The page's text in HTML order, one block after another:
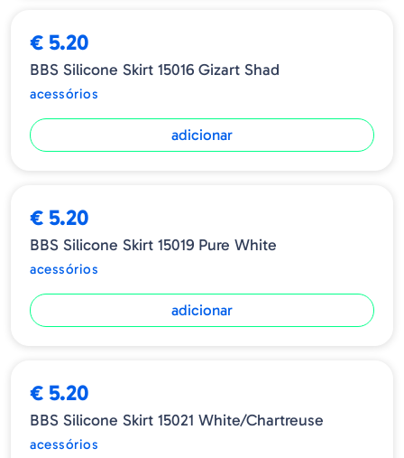
€ 5.20
BBS Silicone Skirt 15016 Gizart Shad
acessórios
adicionar
€ 5.20
BBS Silicone Skirt 15019 Pure White
acessórios
adicionar
€ 5.20
BBS Silicone Skirt 15021 White/Chartreuse
acessórios